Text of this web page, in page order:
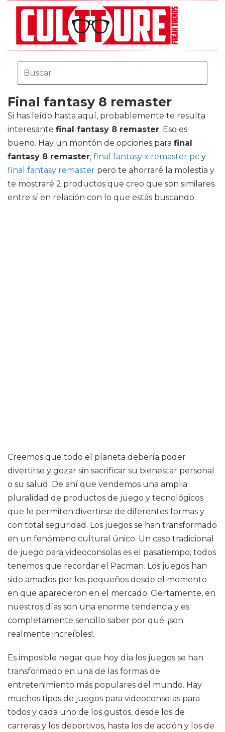
Final fantasy 8 remaster
Si has leído hasta aquí, probablemente te resulta
interesante final fantasy 8 remaster. Eso es
bueno. Hay un montón de opciones para final
fantasy 8 remaster, final fantasy x remaster pc y
final fantasy remaster pero te ahorraré la molestia y
te mostraré 2 productos que creo que son similares
entre sí en relación con lo que estás buscando.
Creemos que todo el planeta debería poder
divertirse y gozar sin sacrificar su bienestar personal
o su salud. De ahí que vendemos una amplia
pluralidad de productos de juego y tecnológicos
que le permiten divertirse de diferentes formas y
con total seguridad. Los juegos se han transformado
en un fenómeno cultural único. Un caso tradicional
de juego para videoconsolas es el pasatiempo; todos
tenemos que recordar el Pacman. Los juegos han
sido amados por los pequeños desde el momento
en que aparecieron en el mercado. Ciertamente, en
nuestros días son una enorme tendencia y es
completamente sencillo saber por qué: ¡son
realmente increíbles!.
Es imposible negar que hoy día los juegos se han
transformado en una de las formas de
entretenimiento más populares del mundo. Hay
muchos tipos de juegos para videoconsolas para
todos y cada uno de los gustos, desde los de
carreras y los deportivos, hasta los de acción y los de